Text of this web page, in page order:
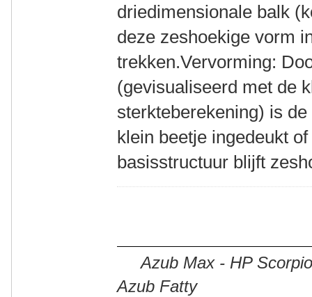
driedimensionale balk
deze zeshoekige vorm
trekken.Vervorming:
(gevisualiseerd met de
sterkteberekening) is
klein beetje ingedeukt
basisstructuur blijft
Azub Max - HP
Azub Fatty